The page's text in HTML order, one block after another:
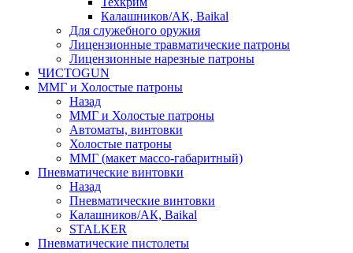
Калашников/АК, Baikal
Для служебного оружия
Лицензионные травматические патроны
Лицензионные нарезные патроны
ЧИСТОGUN
ММГ и Холостые патроны
Назад
ММГ и Холостые патроны
Автоматы, винтовки
Холостые патроны
ММГ (макет массо-габаритный)
Пневматические винтовки
Назад
Пневматические винтовки
Калашников/АК, Baikal
STALKER
Пневматические пистолеты